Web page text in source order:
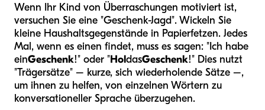
Wenn Ihr Kind von Überraschungen motiviert ist,
versuchen Sie eine "Geschenk-Jagd". Wickeln Sie
kleine Haushaltsgegenstände in Papierfetzen. Jedes
Mal, wenn es einen findet, muss es sagen: "Ich habe
einGeschenk!" oder "HoldasGeschenk!" Dies nutzt
"Trägersätze" – kurze, sich wiederholende Sätze –,
um ihnen zu helfen, von einzelnen Wörtern zu
konversationeller Sprache überzugehen.